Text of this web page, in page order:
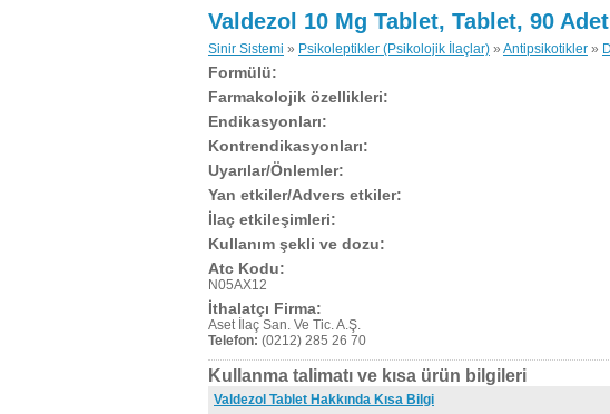
Valdezol 10 Mg Tablet, Tablet, 90 Adet
Sinir Sistemi » Psikoleptikler (Psikolojik İlaçlar) » Antipsikotikler »
Formülü:
Farmakolojik özellikleri:
Endikasyonları:
Kontrendikasyonları:
Uyarılar/Önlemler:
Yan etkiler/Advers etkiler:
İlaç etkileşimleri:
Kullanım şekli ve dozu:
Atc Kodu:
N05AX12
İthalatçı Firma:
Aset İlaç San. Ve Tic. A.Ş.
Telefon: (0212) 285 26 70
Kullanma talimatı ve kısa ürün bilgileri
Valdezol Tablet Hakkında Kısa Bilgi